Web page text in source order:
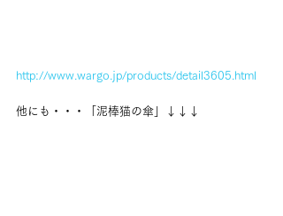
http://www.wargo.jp/products/detail3605.html
他にも・・・「泥棒猫の傘」↓↓↓